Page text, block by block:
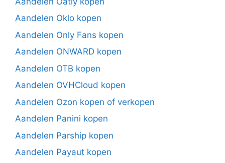
Aandelen Oklo kopen
Aandelen Only Fans kopen
Aandelen ONWARD kopen
Aandelen OTB kopen
Aandelen OVHCloud kopen
Aandelen Ozon kopen of verkopen
Aandelen Panini kopen
Aandelen Parship kopen
Aandelen Payaut kopen